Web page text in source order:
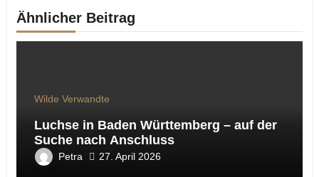
Ähnlicher Beitrag
Wilde Verwandte
Luchse in Baden Württemberg – auf der
Suche nach Anschluss
Petra 27. April 2026